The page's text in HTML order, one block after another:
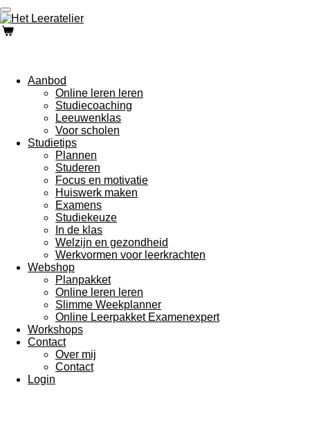
Ga
direct
naar
Aanbod
Online leren leren
Studiecoaching
Leeuwenklas
Voor scholen
Studietips
Plannen
Studeren
Focus en motivatie
Huiswerk maken
Examens
Studiekeuze
In de klas
Welzijn en gezondheid
Werkvormen voor leerkrachten
Webshop
Planpakket
Online leren leren
Slimme Weekplanner
Online Leerpakket Examenexpert
Workshops
Contact
Over mij
Contact
Login